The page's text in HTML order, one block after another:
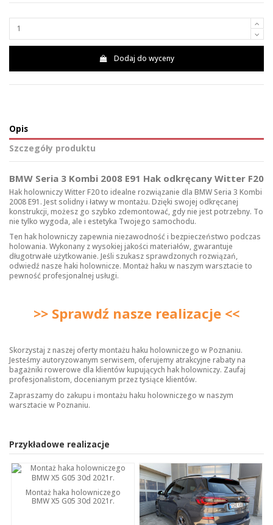
Dodaj do wyceny
Opis
Szczegóły produktu
BMW Seria 3 Kombi 2008 E91 Hak odkręcany Witter F20
Hak holowniczy Witter F20 to idealne rozwiązanie dla BMW Seria 3 Kombi
2008 E91. Jest solidny i łatwy w montażu. Dzięki swojej odkręcanej
konstrukcji, możesz go szybko zdemontować, gdy nie jest potrzebny. To
nie tylko wygoda, ale i estetyka Twojego samochodu.
Ten hak holowniczy zapewnia niezawodność i bezpieczeństwo podczas
holowania. Wykonany z wysokiej jakości materiałów, gwarantuje
długotrwałe użytkowanie. Jeśli szukasz sprawdzonych rozwiązań,
odwiedź nasze haki holownicze. Montaż haku w naszym warsztacie to
pewność profesjonalnej usługi.
>> Sprawdź nasze realizacje <<
Skorzystaj z naszej oferty montażu haku holowniczego w Poznaniu.
Jesteśmy autoryzowanym serwisem, oferujemy atrakcyjne rabaty na
bagażniki rowerowe dla klientów kupujących hak holowniczy. Zaufaj
profesjonalistom, docenianym przez tysiące klientów.
Zapraszamy do zakupu i montażu haku holowniczego w naszym
warsztacie w Poznaniu.
Przykładowe realizacje
Montaż haka holowniczego
BMW X5 G05 30d 2021r.